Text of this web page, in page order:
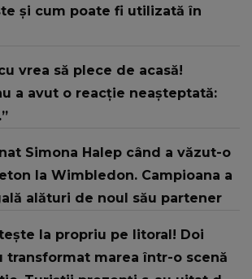
și cum poate fi utilizată în
vrea să plece de acasă!
a avut o reacție neașteptată:
Simona Halep când a văzut-o
la Wimbledon. Campioana a
alături de noul său partener
la propriu pe litoral! Doi
transformat marea într-o scenă